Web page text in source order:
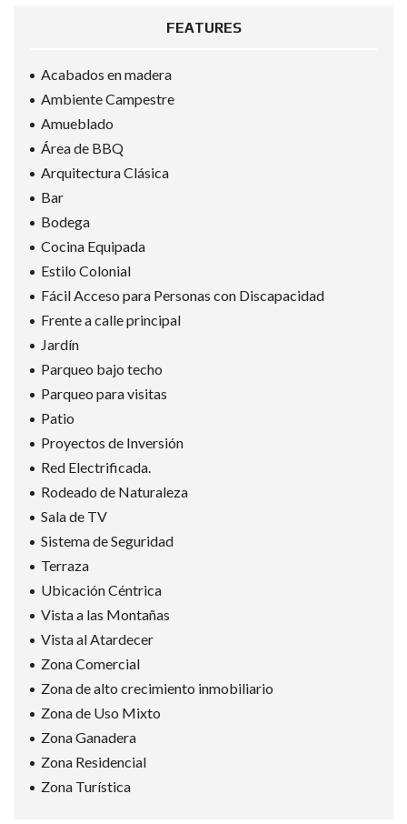
FEATURES
Acabados en madera
Ambiente Campestre
Amueblado
Área de BBQ
Arquitectura Clásica
Bar
Bodega
Cocina Equipada
Estilo Colonial
Fácil Acceso para Personas con Discapacidad
Frente a calle principal
Jardín
Parqueo bajo techo
Parqueo para visitas
Patio
Proyectos de Inversión
Red Electrificada.
Rodeado de Naturaleza
Sala de TV
Sistema de Seguridad
Terraza
Ubicación Céntrica
Vista a las Montañas
Vista al Atardecer
Zona Comercial
Zona de alto crecimiento inmobiliario
Zona de Uso Mixto
Zona Ganadera
Zona Residencial
Zona Turística